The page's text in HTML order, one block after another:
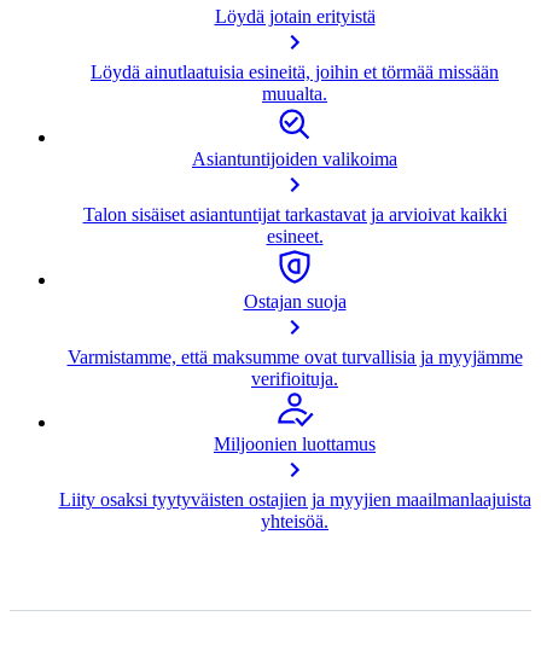
Löydä jotain erityistä
Löydä ainutlaatuisia esineitä, joihin et törmää missään
muualta.
Asiantuntijoiden valikoima
Talon sisäiset asiantuntijat tarkastavat ja arvioivat kaikki
esineet.
Ostajan suoja
Varmistamme, että maksumme ovat turvallisia ja myyjämme
verifioituja.
Miljoonien luottamus
Liity osaksi tyytyväisten ostajien ja myyjien maailmanlaajuista
yhteisöä.